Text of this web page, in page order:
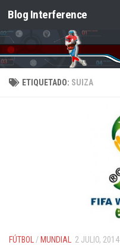
Saltar al contenido
Blog Interference
ETIQUETADO: SUIZA
FÚTBOL / MUNDIAL 2 JULIO, 2014